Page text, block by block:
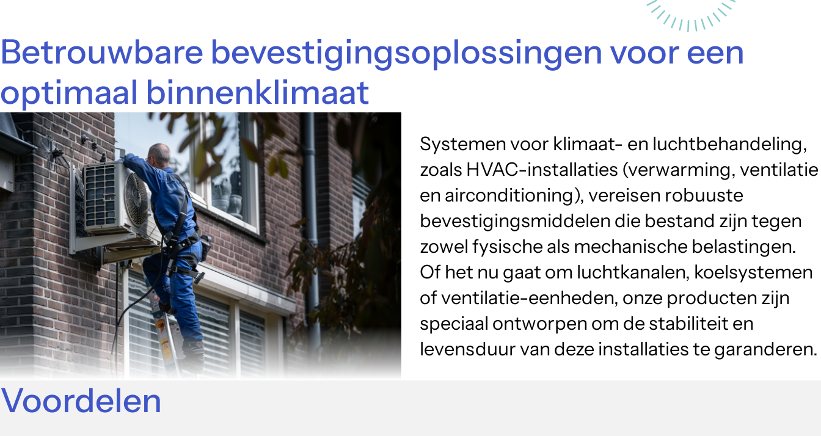
Betrouwbare bevestigingsoplossingen voor een
optimaal binnenklimaat
Systemen voor klimaat- en luchtbehandeling,
zoals HVAC-installaties (verwarming, ventilatie
en airconditioning), vereisen robuuste
bevestigingsmiddelen die bestand zijn tegen
zowel fysische als mechanische belastingen.
Of het nu gaat om luchtkanalen, koelsystemen
of ventilatie-eenheden, onze producten zijn
speciaal ontworpen om de stabiliteit en
levensduur van deze installaties te garanderen.
Voordelen